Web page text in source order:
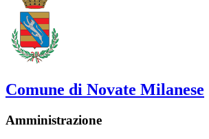
Comune di Novate Milanese
Amministrazione